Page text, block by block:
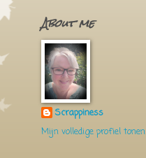
About me
Scrappiness
Mijn volledige profiel tonen